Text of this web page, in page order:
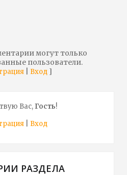
могут только
пользователи.
Вход ]
Вас,Гость!
Вход
РАЗДЕЛА